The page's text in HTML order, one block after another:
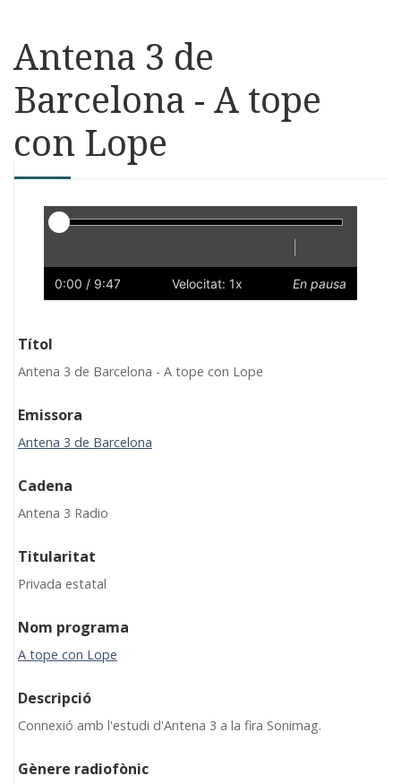
Antena 3 de
Barcelona - A tope
con Lope
Reproductor
Lent
0:00 / 9:47 Velocitat: 1x En pausa
Títol
Antena 3 de Barcelona - A tope con Lope
Emissora
Antena 3 de Barcelona
Cadena
Antena 3 Radio
Titularitat
Privada estatal
Nom programa
A tope con Lope
Descripció
Connexió amb l'estudi d'Antena 3 a la fira Sonimag.
Gènere radiofònic